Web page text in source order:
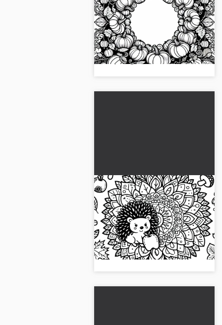
Mandala di zucche
autunnali gratis
Creatività per l'autunno! Scarica
ora il nostro disegno da colorare
con il mandala della zucca e
scopri la gioia di colorare...
Riccio Mandala da
colorare autunno
gratuito
Scarica gratuitamente il modello
da colorare del mandala di riccio
per l'autunno. Datti da fare e
colori!...